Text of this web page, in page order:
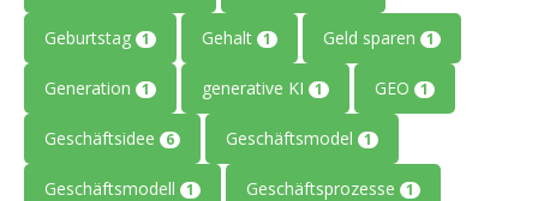
Geburtstag 1 Gehalt 1 Geld sparen 1
Generation 1 generative KI 1 GEO 1
Geschäftsidee 6 Geschäftsmodel 1
Geschäftsmodell 1 Geschäftsprozesse 1